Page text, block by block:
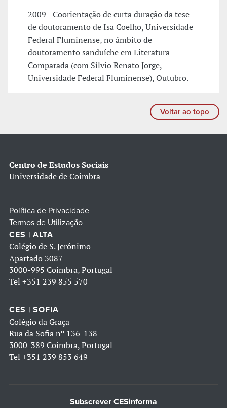
2009 - Coorientação de curta duração da tese
de doutoramento de Isa Coelho, Universidade
Federal Fluminense, no âmbito de
doutoramento sanduíche em Literatura
Comparada (com Sílvio Renato Jorge,
Universidade Federal Fluminense), Outubro.
Voltar ao topo
Centro de Estudos Sociais
Universidade de Coimbra
Política de Privacidade
Termos de Utilização
CES | ALTA
Colégio de S. Jerónimo
Apartado 3087
3000-995 Coimbra, Portugal
Tel +351 239 855 570
CES | SOFIA
Colégio da Graça
Rua da Sofia nº 136-138
3000-389 Coimbra, Portugal
Tel +351 239 853 649
Subscrever CESinforma